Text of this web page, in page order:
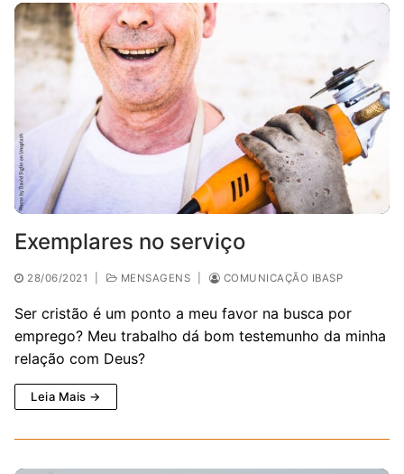
Exemplares no serviço
28/06/2021 MENSAGENS COMUNICAÇÃO IBASP
Ser cristão é um ponto a meu favor na busca por
emprego? Meu trabalho dá bom testemunho da minha
relação com Deus?
Leia Mais →